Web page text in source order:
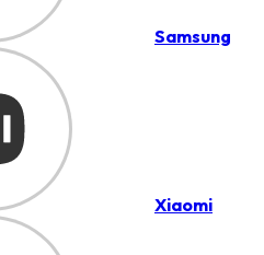
Samsung
Xiaomi